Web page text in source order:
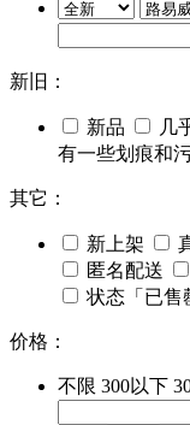
新旧：
新品 几
有一些划痕和
其它：
新上架
匿名配送
状态「已售
价格：
不限 300以下